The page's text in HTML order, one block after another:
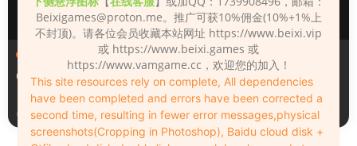
008
4小时前
人物（Looks）
1780918225
4小时前
Beixigames@proton.me。推广可获10%佣金(10%+1%上
不封顶)。请各位会员收藏本站网址 https://www.beixi.vip
或 https://www.beixi.games 或
https://www.vamgame.cc，欢迎您的加入！
This site resources rely on complete, All dependencies
have been completed and errors have been corrected a
second time, resulting in fewer error messages,physical
screenshots(Cropping in Photoshop), Baidu cloud disk +